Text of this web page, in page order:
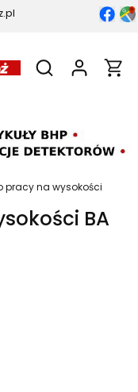
Otwórz
pracy na wysokości
BA